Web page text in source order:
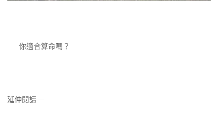
你適合算命嗎？
延伸閱讀—